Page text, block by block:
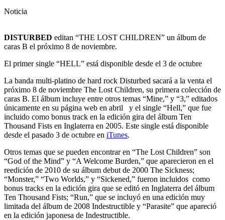
Noticia
DISTURBED editan “THE LOST CHILDREN” un álbum de
caras B el próximo 8 de noviembre.
El primer single “HELL” está disponible desde el 3 de octubre
La banda multi-platino de hard rock Disturbed sacará a la venta el
próximo 8 de noviembre The Lost Children, su primera colección de
caras B. El álbum incluye entre otros temas “Mine,” y “3,” editados
únicamente en su página web en abril y el single “Hell,” que fue
incluido como bonus track en la edición gira del álbum Ten
Thousand Fists en Inglaterra en 2005. Este single está disponible
desde el pasado 3 de octubre en iTunes.
Otros temas que se pueden encontrar en “The Lost Children” son
“God of the Mind” y “A Welcome Burden,” que aparecieron en el
reedición de 2010 de su álbum debut de 2000 The Sickness;
“Monster,” “Two Worlds,” y “Sickened,” fueron incluidos como
bonus tracks en la edición gira que se editó en Inglaterra del álbum
Ten Thousand Fists; “Run,” que se incluyó en una edición muy
limitada del álbum de 2008 Indestructible y “Parasite” que apareció
en la edición japonesa de Indestructible.